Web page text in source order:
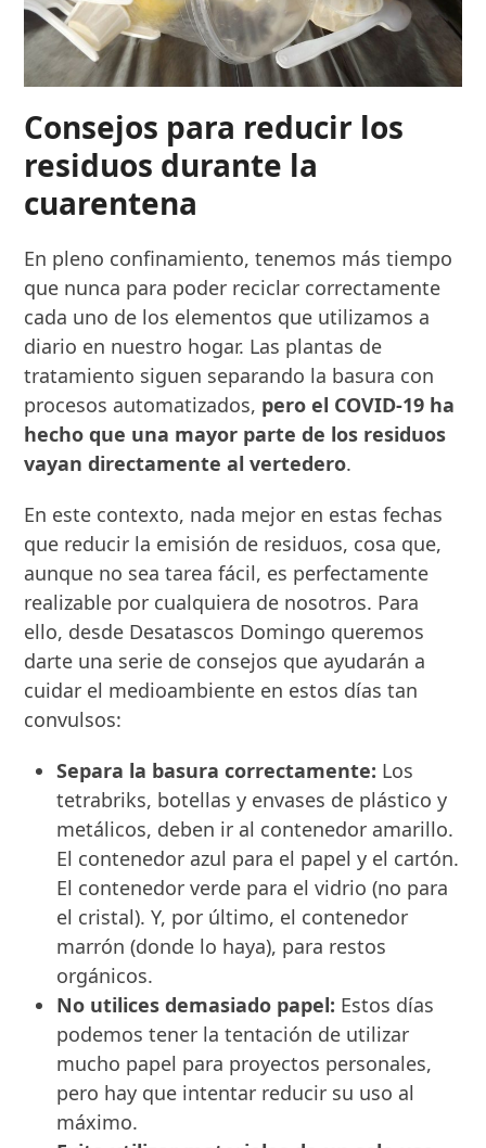
Consejos para reducir los
residuos durante la
cuarentena
En pleno confinamiento, tenemos más tiempo
que nunca para poder reciclar correctamente
cada uno de los elementos que utilizamos a
diario en nuestro hogar. Las plantas de
tratamiento siguen separando la basura con
procesos automatizados, pero el COVID-19 ha
hecho que una mayor parte de los residuos
vayan directamente al vertedero.
En este contexto, nada mejor en estas fechas
que reducir la emisión de residuos, cosa que,
aunque no sea tarea fácil, es perfectamente
realizable por cualquiera de nosotros. Para
ello, desde Desatascos Domingo queremos
darte una serie de consejos que ayudarán a
cuidar el medioambiente en estos días tan
convulsos:
Separa la basura correctamente: Los
tetrabriks, botellas y envases de plástico y
metálicos, deben ir al contenedor amarillo.
El contenedor azul para el papel y el cartón.
El contenedor verde para el vidrio (no para
el cristal). Y, por último, el contenedor
marrón (donde lo haya), para restos
orgánicos.
No utilices demasiado papel: Estos días
podemos tener la tentación de utilizar
mucho papel para proyectos personales,
pero hay que intentar reducir su uso al
máximo.